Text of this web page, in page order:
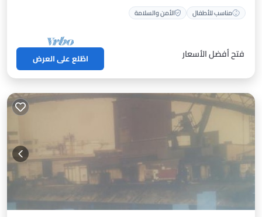
مناسب للأطفال
الأمن والسلامة
فتح أفضل الأسعار اطّلع على العرض